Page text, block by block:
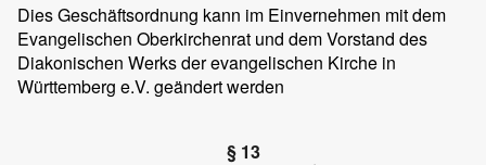
Dies Geschäftsordnung kann im Einvernehmen mit dem
Evangelischen Oberkirchenrat und dem Vorstand des
Diakonischen Werks der evangelischen Kirche in
Württemberg e.V. geändert werden
§ 13